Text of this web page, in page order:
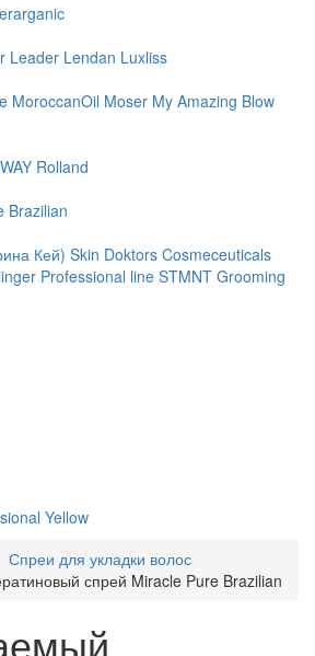
Leader Lendan Luxliss
MoroccanOil Moser My Amazing Blow
Rolland
Brazilian
Кей) Skin Doktors Cosmeceuticals
Professional line STMNT Grooming
Yellow
Спреи для укладки волос
спрей Miracle Pure Brazilian